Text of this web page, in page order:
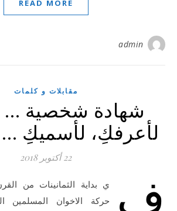
READ MORE
admin
مقابلات و كلمات
شهادة شخصية …
لأعرفكِ، لأسميكِ …
22 أكتوبر 2018
ف
ي بداية الثمانينات من
حركة الاخوان